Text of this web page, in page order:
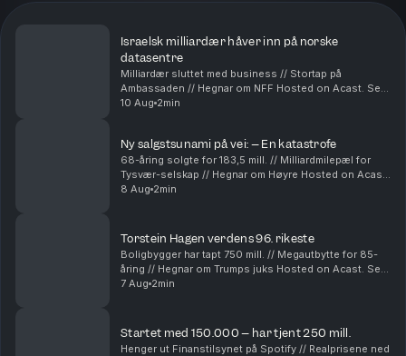
Israelsk milliardær håver inn på norske
datasentre
Milliardær sluttet med business // Stortap på
Ambassaden // Hegnar om NFF Hosted on Acast. See
acast.com/privacy for more information.
10 Aug 2min
Ny salgstsunami på vei: – En katastrofe
68-åring solgte for 183,5 mill. // Milliardmilepæl for
Tysvær-selskap // Hegnar om Høyre Hosted on Acast.
See acast.com/privacy for more information.
8 Aug 2min
Torstein Hagen verdens 96. rikeste
Boligbygger har tapt 750 mill. // Megautbytte for 85-
åring // Hegnar om Trumps juks Hosted on Acast. See
acast.com/privacy for more information.
7 Aug 2min
Startet med 150.000 – har tjent 250 mill.
Henger ut Finanstilsynet på Spotify // Realprisene ned